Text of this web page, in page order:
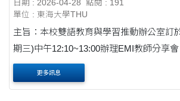
享」
日期 : 2026-04-28
點閱 : 191
單位 : 東海大學THU
主旨：本校雙語教育與學習推動辦公室訂
期三)中午12:10~13:00辦理EMI教師分享
師大-新南威爾斯大學 EMI 教師專業發展計
查照轉知。公文 說明： 一、講座主題：「
更多訊息